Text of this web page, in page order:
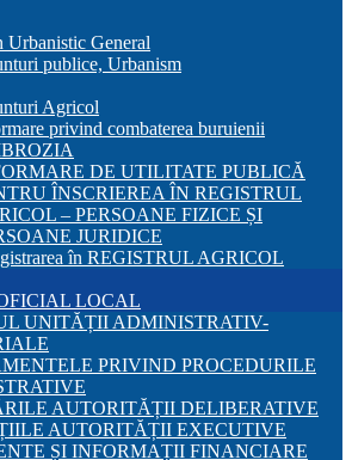
Urbanistic General
publice, Urbanism
Agricol
privind combaterea buruienii
DE UTILITATE PUBLICĂ
ÎNSCRIEREA ÎN REGISTRUL
– PERSOANE FIZICE ȘI
JURIDICE
în REGISTRUL AGRICOL
LOCAL
UNITĂȚII ADMINISTRATIV-
PRIVIND PROCEDURILE
AUTORITĂȚII DELIBERATIVE
AUTORITĂȚII EXECUTIVE
ȘI INFORMAȚII FINANCIARE